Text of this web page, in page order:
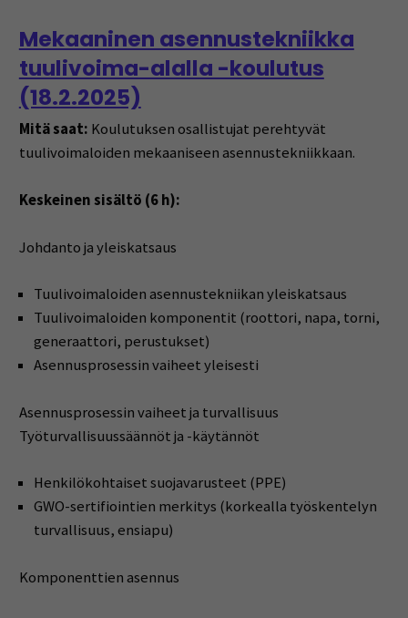
Mekaaninen asennustekniikka
tuulivoima-alalla -koulutus
(18.2.2025)
Mitä saat: Koulutuksen osallistujat perehtyvät
tuulivoimaloiden mekaaniseen asennustekniikkaan.
Keskeinen sisältö (6 h):
Johdanto ja yleiskatsaus
Tuulivoimaloiden asennustekniikan yleiskatsaus
Tuulivoimaloiden komponentit (roottori, napa, torni,
generaattori, perustukset)
Asennusprosessin vaiheet yleisesti
Asennusprosessin vaiheet ja turvallisuus
Työturvallisuussäännöt ja -käytännöt
Henkilökohtaiset suojavarusteet (PPE)
GWO-sertifiointien merkitys (korkealla työskentelyn
turvallisuus, ensiapu)
Komponenttien asennus